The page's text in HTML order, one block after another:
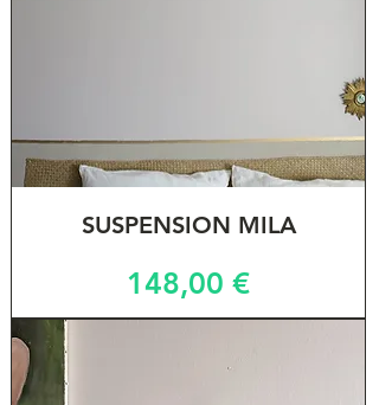
SUSPENSION MILA
Prix
148,00 €